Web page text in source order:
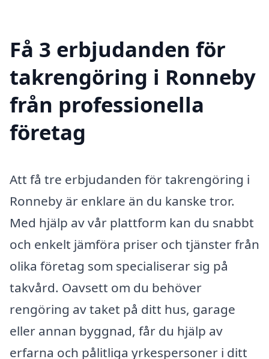
Få 3 erbjudanden för
takrengöring i Ronneby
från professionella
företag
Att få tre erbjudanden för takrengöring i
Ronneby är enklare än du kanske tror.
Med hjälp av vår plattform kan du snabbt
och enkelt jämföra priser och tjänster från
olika företag som specialiserar sig på
takvård. Oavsett om du behöver
rengöring av taket på ditt hus, garage
eller annan byggnad, får du hjälp av
erfarna och pålitliga yrkespersoner i ditt